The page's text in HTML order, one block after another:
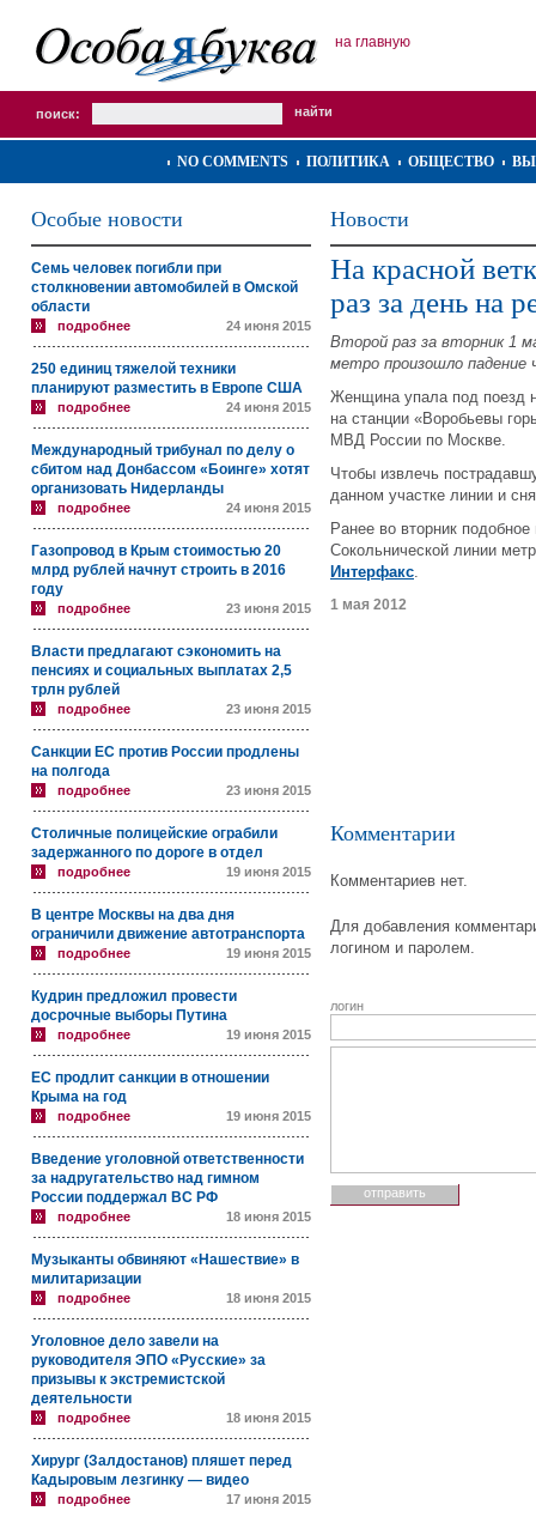
на главную
поиск:
NO COMMENTS ПОЛИТИКА ОБЩЕСТВО
Особые новости
Семь человек погибли при
столкновении автомобилей в Омской
области
подробнее 24 июня 2015
250 единиц тяжелой техники
планируют разместить в Европе США
подробнее 24 июня 2015
Международный трибунал по делу о
сбитом над Донбассом «Боинге» хотят
организовать Нидерланды
подробнее 24 июня 2015
Газопровод в Крым стоимостью 20
млрд рублей начнут строить в 2016
году
подробнее 23 июня 2015
Власти предлагают сэкономить на
пенсиях и социальных выплатах 2,5
трлн рублей
подробнее 23 июня 2015
Санкции ЕС против России продлены
на полгода
подробнее 23 июня 2015
Столичные полицейские ограбили
задержанного по дороге в отдел
подробнее 19 июня 2015
В центре Москвы на два дня
ограничили движение автотранспорта
подробнее 19 июня 2015
Кудрин предложил провести
досрочные выборы Путина
подробнее 19 июня 2015
ЕС продлит санкции в отношении
Крыма на год
подробнее 19 июня 2015
Введение уголовной ответственности
за надругательство над гимном
России поддержал ВС РФ
подробнее 18 июня 2015
Музыканты обвиняют «Нашествие» в
милитаризации
подробнее 18 июня 2015
Уголовное дело завели на
руководителя ЭПО «Русские» за
призывы к экстремистской
деятельности
подробнее 18 июня 2015
Хирург (Залдостанов) пляшет перед
Кадыровым лезгинку — видео
подробнее 17 июня 2015
Новости
На красной
раз за день на
Второй раз за вторник 1
метро произошло падение
Женщина упала под поезд
на станции «Воробьевы
МВД России по Москве.
Чтобы извлечь
данном участке линии и
Ранее во вторник
Сокольнической линии
Интерфакс.
1 мая 2012
Комментарии
Комментариев нет.
Для добавления
логином и паролем.
логин